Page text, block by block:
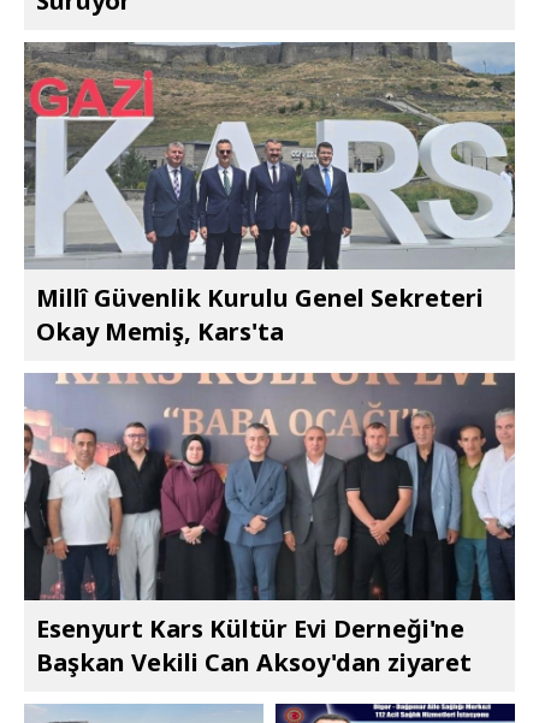
Millî Güvenlik Kurulu Genel Sekreteri
Okay Memiş, Kars'ta
Esenyurt Kars Kültür Evi Derneği'ne
Başkan Vekili Can Aksoy'dan ziyaret